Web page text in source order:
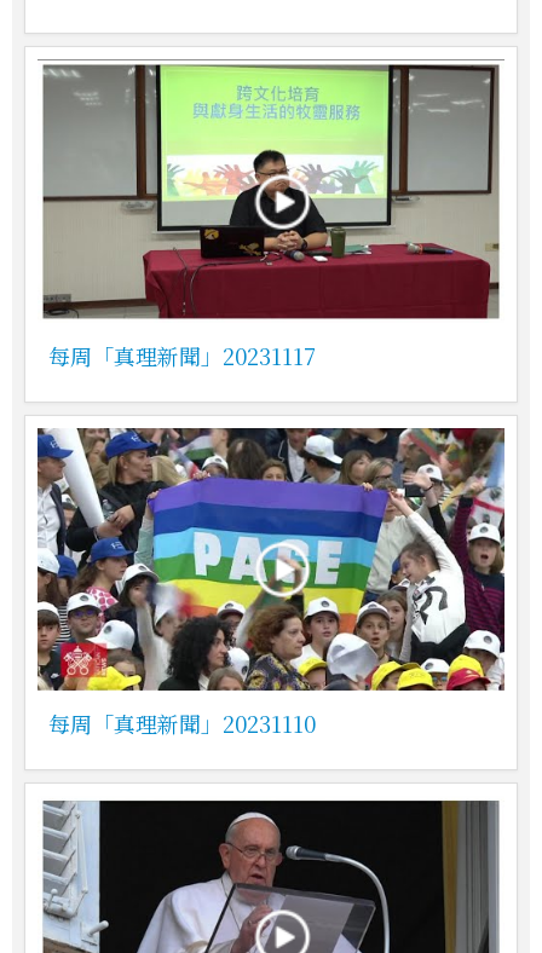
每周「真理新聞」20231117
每周「真理新聞」20231110